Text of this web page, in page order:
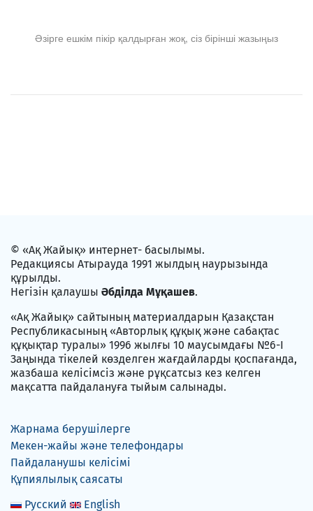
Әзірге ешкім пікір қалдырған жоқ, сіз бірінші жазыңыз
© «Ақ Жайық» интернет- басылымы.
Редакциясы Атырауда 1991 жылдың наурызында
құрылды.
Негізін қалаушы Әбділда Мұқашев.
«Ақ Жайық» сайтының материалдарын Қазақстан
Республикасының «Авторлық құқық және сабақтас
құқықтар туралы» 1996 жылғы 10 маусымдағы №6-I
Заңында тікелей көзделген жағдайларды қоспағанда,
жазбаша келісімсіз және рұқсатсыз кез келген
мақсатта пайдалануға тыйым салынады.
Жарнама берушілерге
Мекен-жайы және телефондары
Пайдаланушы келісімі
Құпиялылық саясаты
Русский
English